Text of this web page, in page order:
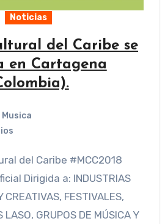
Noticias
del Caribe se
en Cartagena
Musica
Dirigida a: INDUSTRIAS
CREATIVAS, FESTIVALES,
LASO, GRUPOS DE MÚSICA Y